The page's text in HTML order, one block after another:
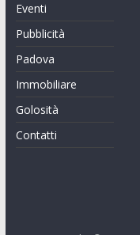
Eventi
Pubblicità
Padova
Immobiliare
Golosità
Contatti